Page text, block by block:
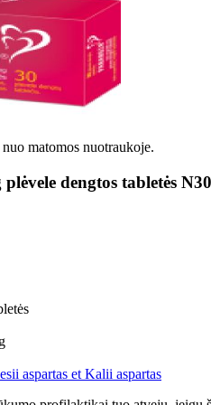
matomos nuotraukoje.
dengtos tabletės N30
aspartas et Kalii aspartas